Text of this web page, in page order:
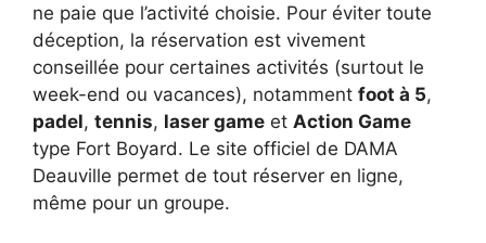
ne paie que l’activité choisie. Pour éviter toute
déception, la réservation est vivement
conseillée pour certaines activités (surtout le
week-end ou vacances), notamment foot à 5,
padel, tennis, laser game et Action Game
type Fort Boyard. Le site officiel de DAMA
Deauville permet de tout réserver en ligne,
même pour un groupe.